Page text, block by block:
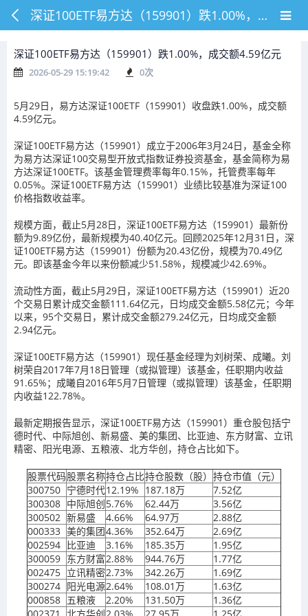
深证100ETF易方达（159901）跌1.00%，成交额4.59亿元
深证100ETF易方达（159901）跌1.00%，成交额4.59亿元
2026-05-29 15:19:42 0次
5月29日，易方达深证100ETF（159901）收盘跌1.00%，成交额
4.59亿元。
深证100ETF易方达（159901）成立于2006年3月24日，基金全称
为易方达深证100交易型开放式指数证券投资基金，基金简称为易
方达深证100ETF。该基金管理费率每年0.15%，托管费率每年
0.05%。深证100ETF易方达（159901）业绩比较基准为深证100
价格指数收益率。
规模方面，截止5月28日，深证100ETF易方达（159901）最新份
额为9.89亿份，最新规模为40.40亿元。回顾2025年12月31日，深
证100ETF易方达（159901）份额为20.43亿份，规模为70.49亿
元。即该基金今年以来份额减少51.58%，规模减少42.69%。
流动性方面，截止5月29日，深证100ETF易方达（159901）近20
个交易日累计成交金额111.64亿元，日均成交金额5.58亿元；今年
以来，95个交易日，累计成交金额279.24亿元，日均成交金额
2.94亿元。
深证100ETF易方达（159901）现任基金经理为刘树荣、成曦。刘
树荣自2017年7月18日管理（或拟管理）该基金，任职期内收益
91.65%；成曦自2016年5月7日管理（或拟管理）该基金，任职期
内收益122.78%。
最新定期报告显示，深证100ETF易方达（159901）重仓股包括宁
德时代、中际旭创、新易盛、美的集团、比亚迪、东方财富、立讯
精密、阳光电源、五粮液、北方华创，持仓占比如下。
股票代码股票名称持仓占比持仓股数（股） 持仓市值（元）
300750 宁德时代12.19% 187.18万
7.52亿
300308 中际旭创5.76% 62.44万
3.56亿
300502 新易盛 4.66% 64.97万
2.88亿
000333 美的集团4.36% 352.64万
2.69亿
002594 比亚迪 3.16% 185.35万
1.95亿
300059 东方财富2.88% 944.76万
1.77亿
002475 立讯精密2.73% 342.26万
1.69亿
300274 阳光电源2.64% 108.01万
1.63亿
000858 五粮液 2.20% 131.50万
1.36亿